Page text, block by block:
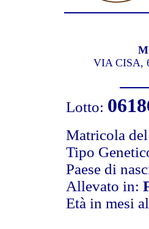
VIA CISA,
Lotto:
Matricola
Tipo
Paese di
Allevato in:
Età in mesi